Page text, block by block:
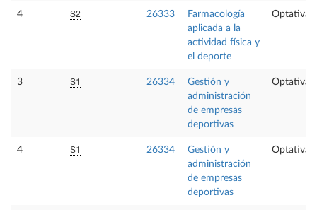
4 S2 26333
Farmacología
aplicada a la
actividad física y
el deporte
Optativa
3 S1 26334
Gestión y
administración
de empresas
deportivas
Optativa
4 S1 26334
Gestión y
administración
de empresas
deportivas
Optativa